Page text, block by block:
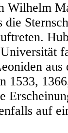
Wilhelm
aus
1533,
auf